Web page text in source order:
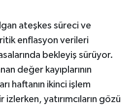
ateşkes süreci ve
enflasyon verileri
bekleyiş sürüyor.
değer kayıplarının
haftanın ikinci işlem
yatırımcıların gözü